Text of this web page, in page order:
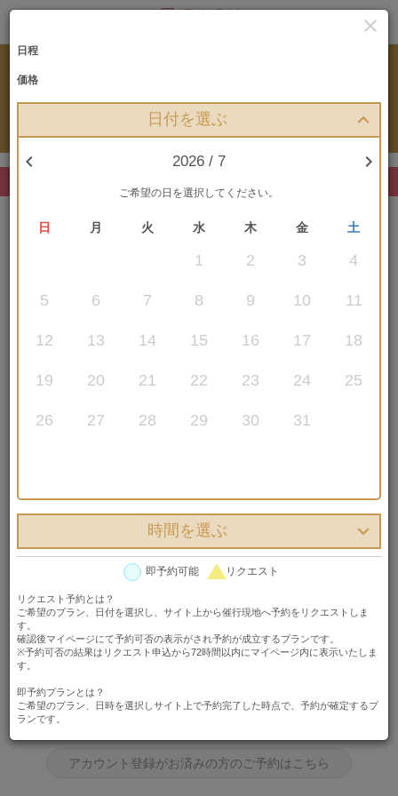
プランお申込み
(土日祝)※現地レンタル
日程を選び、はじめての方は「アカウント登録してプランを予約する」ボタ
ンを、アカウント登録済みの方は「アカウント登録がお済みの方のご予約は
こちら」ボタンを押してください。
 2026年07月11日 00時00分

日程
価格
日付を選ぶ
 2026 / 7 
ご希望の日を選択してください。
日 月 火 水 木 金 土
1 2 3 4
5 6 7 8 9 10 11
12 13 14 15 16 17 18
19 20 21 22 23 24 25
26 27 28 29 30 31
時間を選ぶ
即予約可能 リクエスト
リクエスト予約とは？
ご希望のプラン、日付を選択し、サイト上から催行現地へ予約をリクエストしま
す。
確認後マイページにて予約可否の表示がされ予約が成立するプランです。
※予約可否の結果はリクエスト申込から72時間以内にマイページ内に表示いたしま
す。
即予約プランとは？
ご希望のプラン、日時を選択しサイト上で予約完了した時点で、予約が確定するプ
ランです。